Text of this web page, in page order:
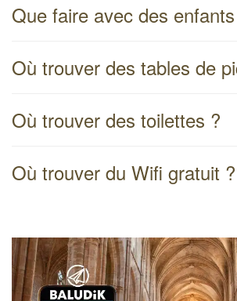
Que faire avec des
Où trouver des tables de
Où trouver des toilettes ?
Où trouver du Wifi gratuit ?